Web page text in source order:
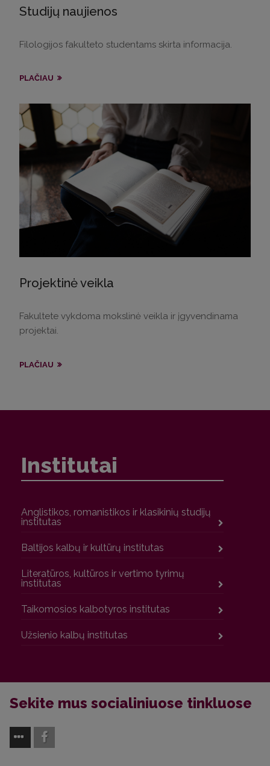
Studijų naujienos
Filologijos fakulteto studentams skirta informacija.
PLAČIAU
Projektinė veikla
Fakultete vykdoma mokslinė veikla ir įgyvendinama
projektai.
PLAČIAU
Institutai
Anglistikos, romanistikos ir klasikinių studijų
institutas
Baltijos kalbų ir kultūrų institutas
Literatūros, kultūros ir vertimo tyrimų
institutas
Taikomosios kalbotyros institutas
Užsienio kalbų institutas
Sekite mus socialiniuose tinkluose